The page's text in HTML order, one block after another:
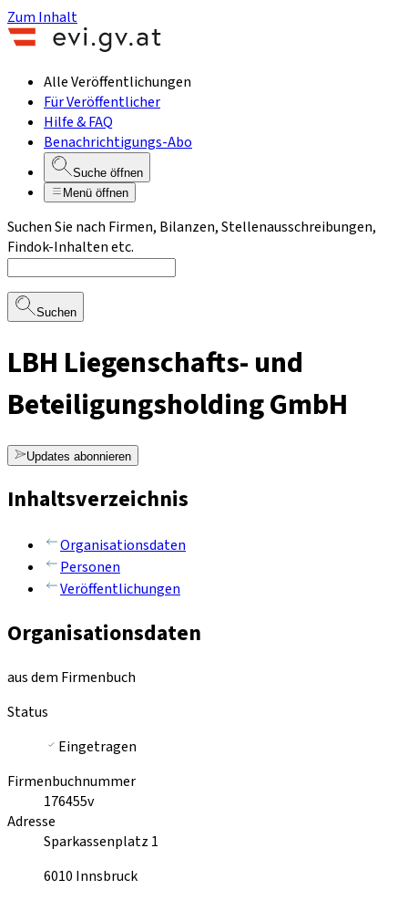
Zum Inhalt
Alle Veröffentlichungen
Für Veröffentlicher
Hilfe & FAQ
Benachrichtigungs-Abo
Suche öffnen
Menü öffnen
Suchen Sie nach Firmen, Bilanzen, Stellenausschreibungen,
Findok-Inhalten etc.
Suchen
LBH Liegenschafts- und
Beteiligungsholding GmbH
Updates abonnieren
Inhaltsverzeichnis
Organisationsdaten
Personen
Veröffentlichungen
Organisationsdaten
aus dem Firmenbuch
Status
Eingetragen
Firmenbuchnummer
176455v
Adresse
Sparkassenplatz 1
6010 Innsbruck